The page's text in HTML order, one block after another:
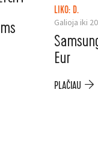
LIKO: D.
Galioja iki
Eur
PLAČIAU